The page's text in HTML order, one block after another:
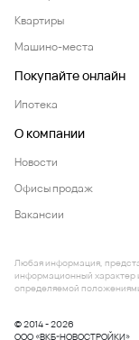
Квартиры
Машино-места
Покупайте онлайн
Ипотека
О компании
Новости
Офисы продаж
Вакансии
© 2014 - 2026
ООО «ВКБ-НОВОСТРОЙКИ»
Любая информация,
информационный характер
определяемой